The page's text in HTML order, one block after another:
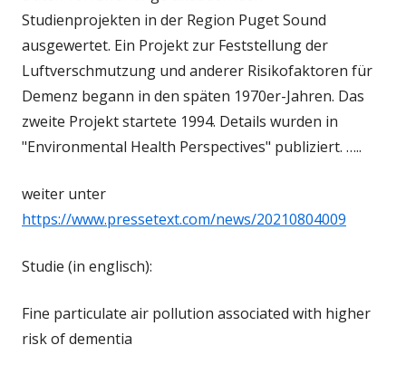
Studienprojekten in der Region Puget Sound
ausgewertet. Ein Projekt zur Feststellung der
Luftverschmutzung und anderer Risikofaktoren für
Demenz begann in den späten 1970er-Jahren. Das
zweite Projekt startete 1994. Details wurden in
"Environmental Health Perspectives" publiziert. …..
weiter unter
https://www.pressetext.com/news/20210804009
Studie (in englisch):
Fine particulate air pollution associated with higher
risk of dementia